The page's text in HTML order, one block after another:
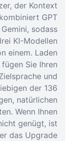
der Kontext
GPT
sodass
KI-Modellen
einem. Laden
Sie Ihren
und
der 136
natürlichen
Wenn Ihnen
genügt, ist
das Upgrade.